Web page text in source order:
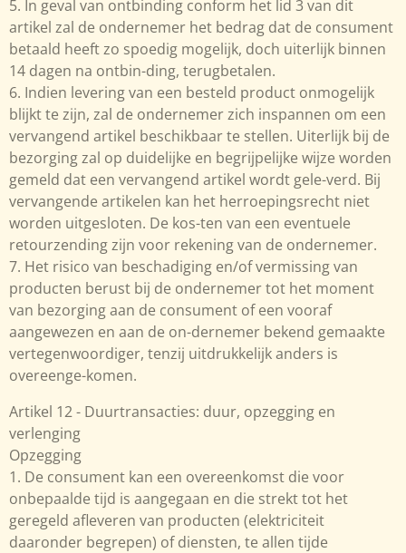
5. In geval van ontbinding conform het lid 3 van dit
artikel zal de ondernemer het bedrag dat de consument
betaald heeft zo spoedig mogelijk, doch uiterlijk binnen
14 dagen na ontbin-ding, terugbetalen.
6. Indien levering van een besteld product onmogelijk
blijkt te zijn, zal de ondernemer zich inspannen om een
vervangend artikel beschikbaar te stellen. Uiterlijk bij de
bezorging zal op duidelijke en begrijpelijke wijze worden
gemeld dat een vervangend artikel wordt gele-verd. Bij
vervangende artikelen kan het herroepingsrecht niet
worden uitgesloten. De kos-ten van een eventuele
retourzending zijn voor rekening van de ondernemer.
7. Het risico van beschadiging en/of vermissing van
producten berust bij de ondernemer tot het moment
van bezorging aan de consument of een vooraf
aangewezen en aan de on-dernemer bekend gemaakte
vertegenwoordiger, tenzij uitdrukkelijk anders is
overeenge-komen.
Artikel 12 - Duurtransacties: duur, opzegging en
verlenging
Opzegging
1. De consument kan een overeenkomst die voor
onbepaalde tijd is aangegaan en die strekt tot het
geregeld afleveren van producten (elektriciteit
daaronder begrepen) of diensten, te allen tijde